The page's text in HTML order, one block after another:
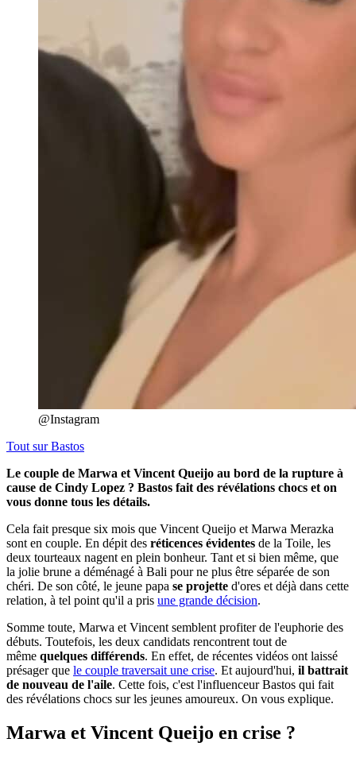
@Instagram
Tout surBastos
Le couple de Marwa et Vincent Queijo au bord de la rupture à
cause de Cindy Lopez ? Bastos fait des révélations chocs et on
vous donne tous les détails.
Cela fait presque six mois que Vincent Queijo et Marwa Merazka
sont en couple. En dépit des réticences évidentes de la Toile, les
deux tourteaux nagent en plein bonheur. Tant et si bien même, que
la jolie brune a déménagé à Bali pour ne plus être séparée de son
chéri. De son côté, le jeune papa se projette d'ores et déjà dans cette
relation, à tel point qu'il a pris une grande décision.
Somme toute, Marwa et Vincent semblent profiter de l'euphorie des
débuts. Toutefois, les deux candidats rencontrent tout de
même quelques différends. En effet, de récentes vidéos ont laissé
présager que le couple traversait une crise. Et aujourd'hui, il battrait
de nouveau de l'aile. Cette fois, c'est l'influenceur Bastos qui fait
des révélations chocs sur les jeunes amoureux. On vous explique.
Marwa et Vincent Queijo en crise ?